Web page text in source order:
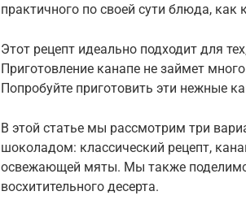
практичного по своей сути блюда, как
Этот рецепт идеально подходит для
Приготовление канапе не займет
Попробуйте приготовить эти нежные
В этой статье мы рассмотрим три
шоколадом: классический рецепт,
освежающей мяты. Мы также
восхитительного десерта.